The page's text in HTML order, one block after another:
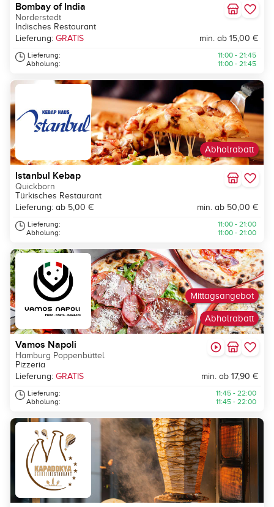
Bombay of India
Norderstedt
Indisches Restaurant
Lieferung: GRATIS min. ab 15,00 €
Lieferung:
Abholung:
11:00 - 21:45
11:00 - 21:45
Abholrabatt
Istanbul Kebap
Quickborn
Türkisches Restaurant
Lieferung: ab 5,00 €
min. ab 50,00 €
Lieferung:
Abholung:
11:00 - 21:00
11:00 - 21:00
Abholrabatt
Mittagsangebot
Vamos Napoli
Hamburg Poppenbüttel
Pizzeria
Lieferung: GRATIS min. ab 17,90 €
Lieferung:
Abholung:
11:45 - 22:00
11:45 - 22:00